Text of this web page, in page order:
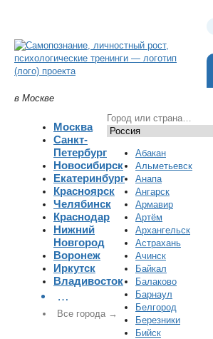
в Москве
Москва
Санкт-
Петербург
Новосибирск
Екатеринбург
Красноярск
Челябинск
Краснодар
Нижний
Новгород
Воронеж
Иркутск
Владивосток
…
Все города →
Абакан
Альметьевск
Анапа
Ангарск
Армавир
Артём
Архангельск
Астрахань
Ачинск
Байкал
Балаково
Барнаул
Белгород
Березники
Бийск